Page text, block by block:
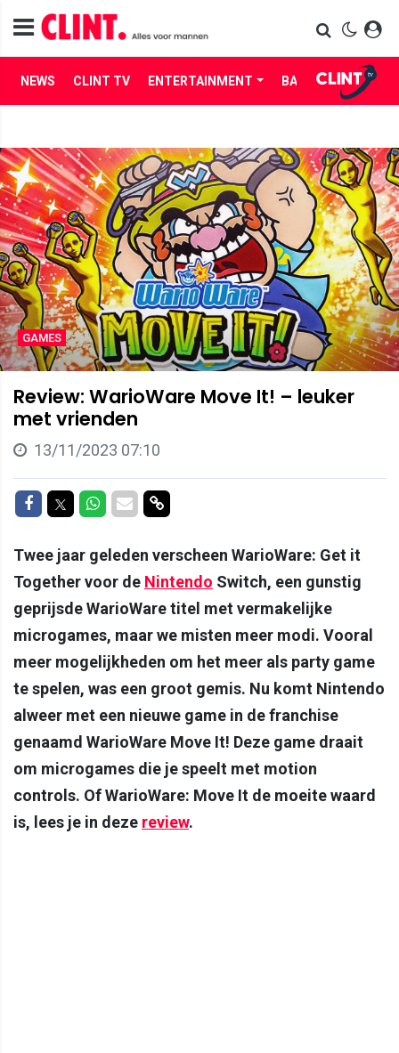
NEWS CLINT TV ENTERTAINMENT BABES LIFE
GAMES
Review: WarioWare Move It! – leuker
met vrienden
13/11/2023 07:10
Delen op Facebook
Delen op Twitter
Delen op Whatsapp
Delen via Mail
Delen via link
Twee jaar geleden verscheen WarioWare: Get it
Together voor de Nintendo Switch, een gunstig
geprijsde WarioWare titel met vermakelijke
microgames, maar we misten meer modi. Vooral
meer mogelijkheden om het meer als party game
te spelen, was een groot gemis. Nu komt Nintendo
alweer met een nieuwe game in de franchise
genaamd WarioWare Move It! Deze game draait
om microgames die je speelt met motion
controls. Of WarioWare: Move It de moeite waard
is, lees je in deze review.